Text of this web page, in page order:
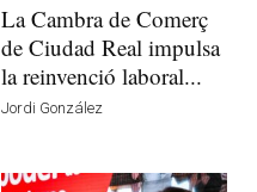
La Cambra de Comerç
de Ciudad Real impulsa
la reinvenció laboral...
Jordi González